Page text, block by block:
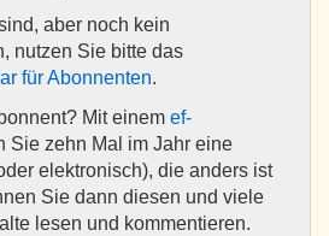
aber noch kein
nutzen Sie bitte das
für Abonnenten.
Mit einem ef-
Sie zehn Mal im Jahr eine
elektronisch), die anders ist
Sie dann diesen und viele
lesen und kommentieren.